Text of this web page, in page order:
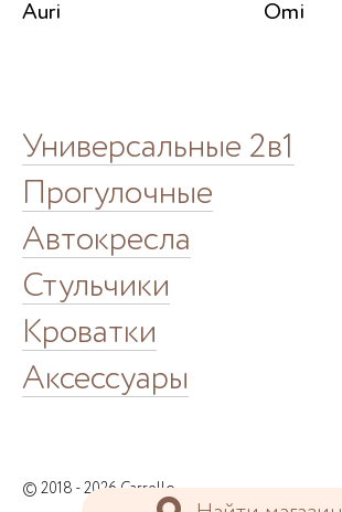
Auri Omi
Универсальные 2в1
Прогулочные
Автокресла
Стульчики
Кроватки
Аксессуары
© 2018 - 2026 Carrello